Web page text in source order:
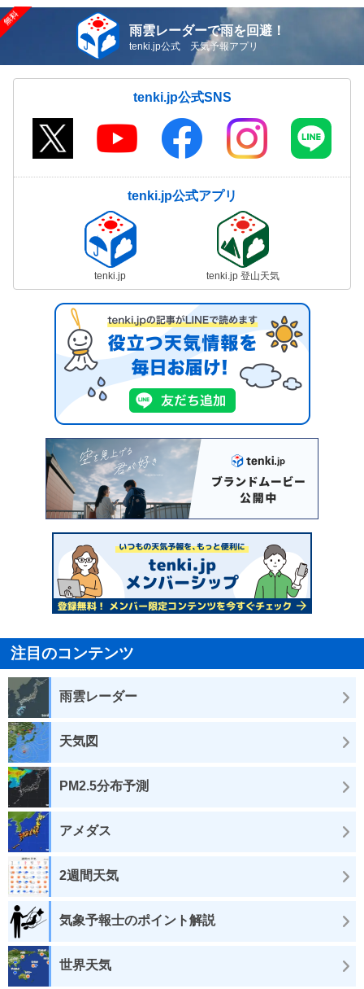
雨雲レーダーで雨を回避！
tenki.jp公式 天気予報アプリ
tenki.jp公式SNS
tenki.jp公式アプリ
tenki.jp tenki.jp 登山天気
注目のコンテンツ
雨雲レーダー
天気図
PM2.5分布予測
アメダス
2週間天気
気象予報士のポイント解説
世界天気